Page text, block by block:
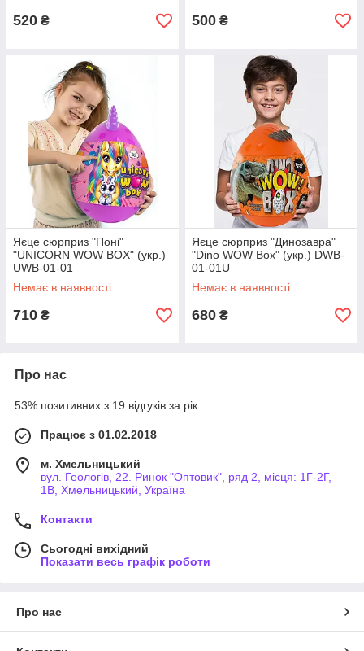
520 ₴ 500 ₴
Яєце сюрприз "Поні"
"UNICORN WOW BOX" (укр.)
UWB-01-01
Немає в наявності
710 ₴
Яєце сюрприз "Динозавра"
"Dino WOW Box" (укр.) DWB-
01-01U
Немає в наявності
680 ₴
Про нас
53% позитивних з 19 відгуків за рік
Працює з 01.02.2018
м. Хмельницький
вул. Геологів, 22. Ринок "Оптовик", ряд 2, місця: 1Г-2Г,
1В, Хмельницький, Україна
Контакти
Сьогодні вихідний
Показати весь графік роботи
Про нас